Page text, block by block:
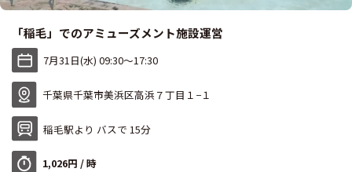
「稲毛」でのアミューズメント施設運営
7月31日(水) 09:30〜17:30
千葉県千葉市美浜区高浜７丁目１−１
稲毛駅より バスで 15分
1,026円 / 時